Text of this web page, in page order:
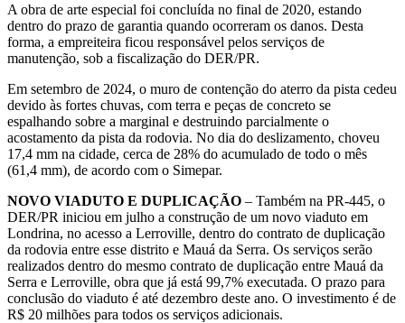
A obra de arte especial foi concluída no final de 2020, estando
dentro do prazo de garantia quando ocorreram os danos. Desta
forma, a empreiteira ficou responsável pelos serviços de
manutenção, sob a fiscalização do DER/PR.
Em setembro de 2024, o muro de contenção do aterro da pista cedeu
devido às fortes chuvas, com terra e peças de concreto se
espalhando sobre a marginal e destruindo parcialmente o
acostamento da pista da rodovia. No dia do deslizamento, choveu
17,4 mm na cidade, cerca de 28% do acumulado de todo o mês
(61,4 mm), de acordo com o Simepar.
NOVO VIADUTO E DUPLICAÇÃO – Também na PR-445, o
DER/PR iniciou em julho a construção de um novo viaduto em
Londrina, no acesso a Lerroville, dentro do contrato de duplicação
da rodovia entre esse distrito e Mauá da Serra. Os serviços serão
realizados dentro do mesmo contrato de duplicação entre Mauá da
Serra e Lerroville, obra que já está 99,7% executada. O prazo para
conclusão do viaduto é até dezembro deste ano. O investimento é de
R$ 20 milhões para todos os serviços adicionais.